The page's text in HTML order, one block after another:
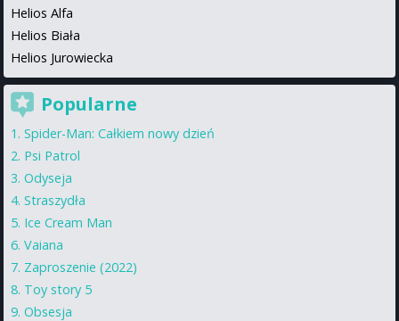
Helios Alfa
Helios Biała
Helios Jurowiecka
Popularne
Spider-Man: Całkiem nowy dzień
Psi Patrol
Odyseja
Straszydła
Ice Cream Man
Vaiana
Zaproszenie (2022)
Toy story 5
Obsesja